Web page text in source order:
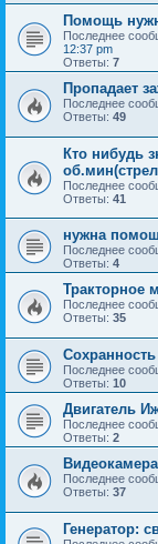
Помощь
Последнее
12:37 pm
Ответы: 7
Пропадает
Последнее
Ответы: 49
Кто нибудь
Последнее
Ответы: 41
нужна
Последнее
Ответы: 4
Тракторное
Последнее
Ответы: 35
Последнее
Ответы: 10
Двигатель
Последнее
Ответы: 2
Последнее
Ответы: 37
Генератор: